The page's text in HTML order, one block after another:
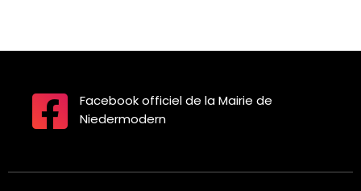
Facebook officiel de la Mairie de
Niedermodern